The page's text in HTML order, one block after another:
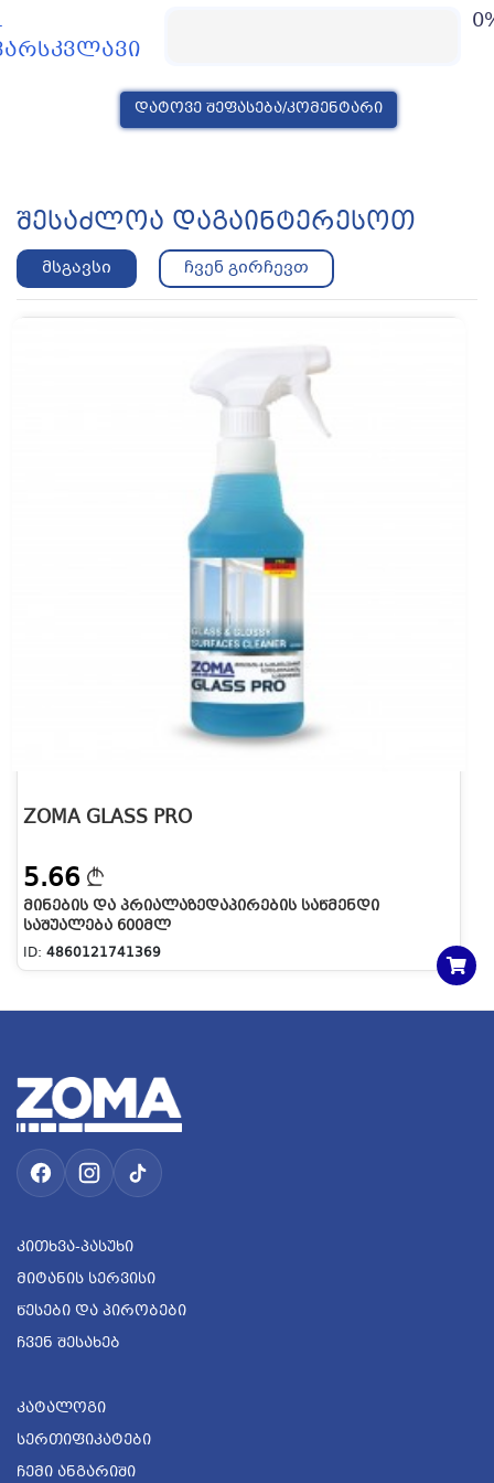
დატოვე შეფასება/კომენტარი
Შესაძლოა Დაგაინტერესოთ
მსგავსი ჩვენ გირჩევთ
ZOMA GLASS PRO
5.66
ᲛᲘᲜᲔᲑᲘᲡ ᲓᲐ ᲞᲠᲘᲐᲚᲐᲖᲔᲓᲐᲞᲘᲠᲔᲑᲘᲡ ᲡᲐᲬᲛᲔᲜᲓᲘ
ᲡᲐᲨᲣᲐᲚᲔᲑᲐ 600ᲛᲚ
ID: 4860121741369
Კითხვა-Პასუხი
Მიტანის Სერვისი
Წესები Და Პირობები
Ჩვენ Შესახებ
Კატალოგი
Სერთიფიკატები
Ჩემი Ანგარიში